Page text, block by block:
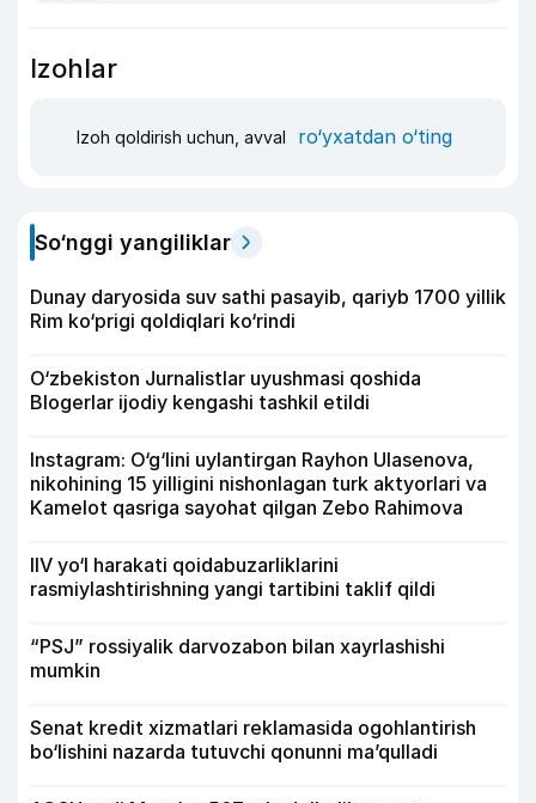
Izohlar
Izoh qoldirish uchun, avval ro‘yxatdan o‘ting
So‘nggi yangiliklar
Dunay daryosida suv sathi pasayib, qariyb 1700 yillik
Rim ko‘prigi qoldiqlari ko‘rindi
O‘zbekiston Jurnalistlar uyushmasi qoshida
Blogerlar ijodiy kengashi tashkil etildi
Instagram: O‘g‘lini uylantirgan Rayhon Ulasenova,
nikohining 15 yilligini nishonlagan turk aktyorlari va
Kamelot qasriga sayohat qilgan Zebo Rahimova
IIV yo‘l harakati qoidabuzarliklarini
rasmiylashtirishning yangi tartibini taklif qildi
“PSJ” rossiyalik darvozabon bilan xayrlashishi
mumkin
Senat kredit xizmatlari reklamasida ogohlantirish
bo‘lishini nazarda tutuvchi qonunni ma’qulladi